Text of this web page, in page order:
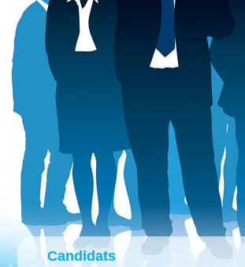
Candidats